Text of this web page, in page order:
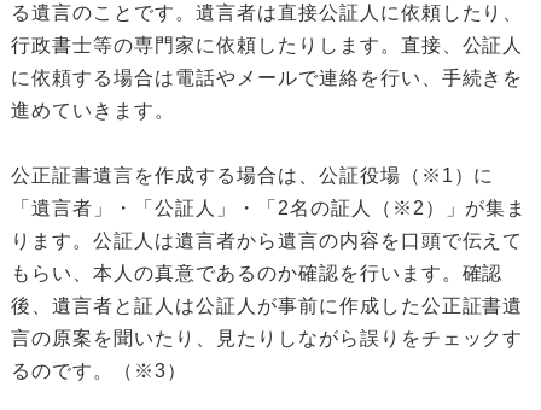
る遺言のことです。遺言者は直接公証人に依頼したり、
行政書士等の専門家に依頼したりします。直接、公証人
に依頼する場合は電話やメールで連絡を行い、手続きを
進めていきます。
公正証書遺言を作成する場合は、公証役場（※1）に
「遺言者」・「公証人」・「2名の証人（※2）」が集ま
ります。公証人は遺言者から遺言の内容を口頭で伝えて
もらい、本人の真意であるのか確認を行います。確認
後、遺言者と証人は公証人が事前に作成した公正証書遺
言の原案を聞いたり、見たりしながら誤りをチェックす
るのです。（※3）